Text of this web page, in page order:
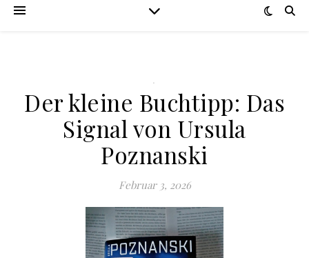
.
Der kleine Buchtipp: Das
Signal von Ursula
Poznanski
Februar 3, 2026